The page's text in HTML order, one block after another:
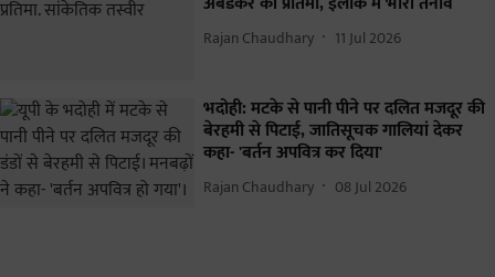
Rajan Chaudhary 11 Jul 2026
भदोही: मटके से पानी पीने पर दलित मजदूर की
बेरहमी से पिटाई, जातिसूचक गालियां देकर
कहा- 'बर्तन अपवित्र कर दिया'
Rajan Chaudhary 08 Jul 2026